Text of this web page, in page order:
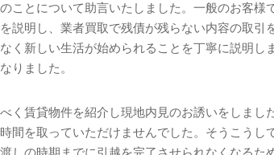
ことについて助言いたしました。一般のお客様
説明し、業者買取で残債が残らない内容の取引
く新しい生活が始められることを丁寧に説明し
りました。
く賃貸物件を紹介し現地内見のお誘いをしまし
間を取っていただけませんでした。そうこうし
しの時期までに引越を完了させられなくなるた